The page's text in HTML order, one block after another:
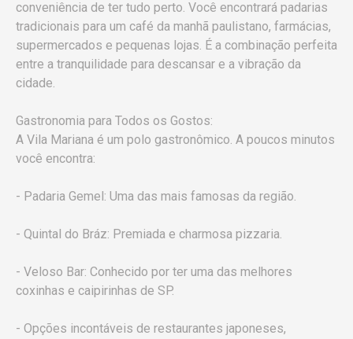
conveniência de ter tudo perto. Você encontrará padarias
tradicionais para um café da manhã paulistano, farmácias,
supermercados e pequenas lojas. É a combinação perfeita
entre a tranquilidade para descansar e a vibração da
cidade.
Gastronomia para Todos os Gostos:
A Vila Mariana é um polo gastronômico. A poucos minutos
você encontra:
- Padaria Gemel: Uma das mais famosas da região.
- Quintal do Bráz: Premiada e charmosa pizzaria.
- Veloso Bar: Conhecido por ter uma das melhores
coxinhas e caipirinhas de SP.
- Opções incontáveis de restaurantes japoneses,